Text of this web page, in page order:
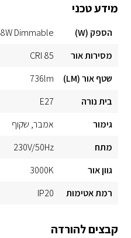
מידע טכני
הספק (W)
8W Dimmable
מסירות אור
CRI 85
שטף אור (LM)
736lm
בית נורה
E27
גימור
אמבר שקוף
מתח
230V/50Hz
גוון אור
3000K
רמת אטימות
IP20
קבצים להורדה